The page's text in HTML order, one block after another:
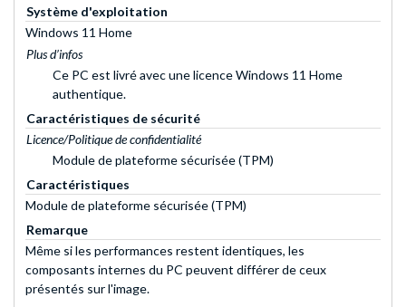
Système d'exploitation
Windows 11 Home
Plus d’infos
Ce PC est livré avec une licence Windows 11 Home
authentique.
Caractéristiques de sécurité
Licence/Politique de confidentialité
Module de plateforme sécurisée (TPM)
Caractéristiques
Module de plateforme sécurisée (TPM)
Remarque
Même si les performances restent identiques, les
composants internes du PC peuvent différer de ceux
présentés sur l'image.